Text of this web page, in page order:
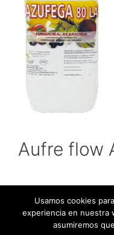
Aufre flow
© 2026
Usamos cookies
experiencia en nuestra
asumiremos